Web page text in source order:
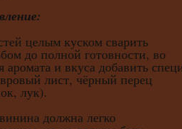
целым куском сварить
до полной готовности, во
аромата и вкуса добавить
лист, чёрный перец
лук).
должна легко